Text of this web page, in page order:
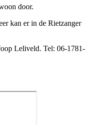
door.
kan er in de Rietzanger
Leliveld. Tel: 06-1781-